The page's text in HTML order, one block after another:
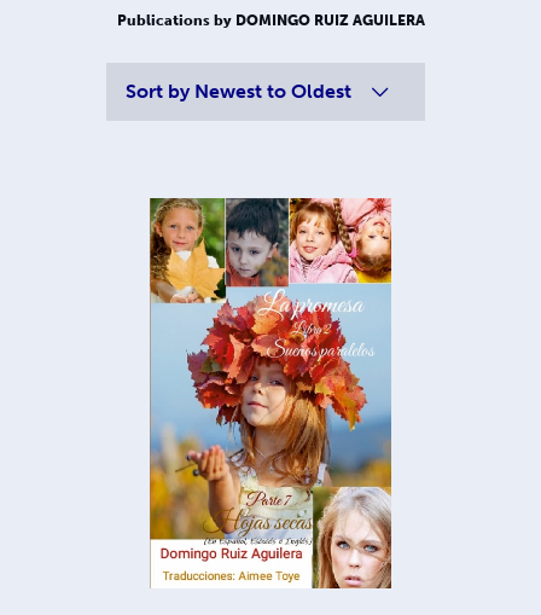
Publications by DOMINGO RUIZ AGUILERA
Sort by Newest to Oldest